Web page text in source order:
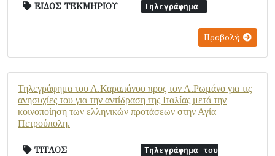
ΕΙΔΟΣ ΤΕΚΜΗΡΙΟΥ Τηλεγράφημα
Προβολή
Τηλεγράφημα του Α.Καραπάνου προς τον Α.Ρωμάνο για τις
ανησυχίες του για την αντίδραση της Ιταλίας μετά την
κοινοποίηση των ελληνικών προτάσεων στην Αγία
Πετρούπολη.
ΤΙΤΛΟΣ
Τηλεγράφημα του